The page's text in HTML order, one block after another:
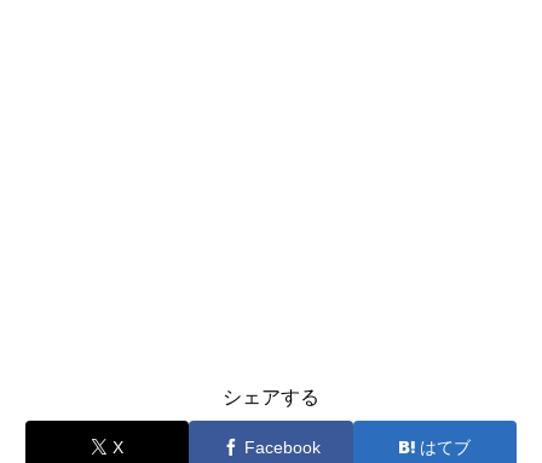
シェアする
X Facebook はてブ